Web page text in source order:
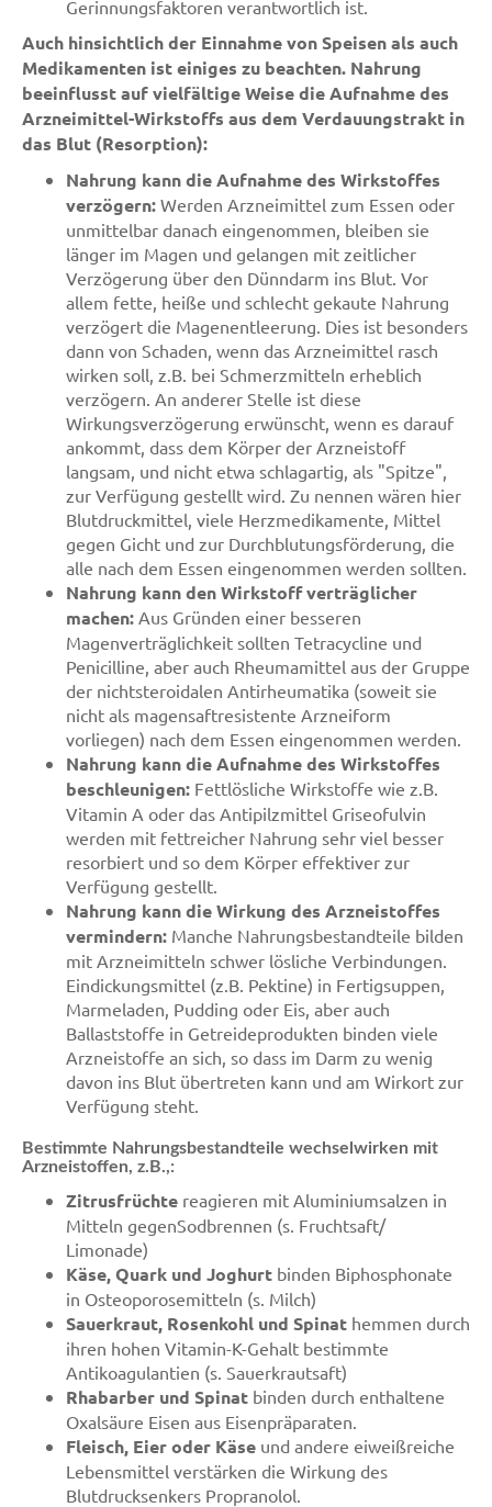
Gerinnungsfaktoren verantwortlich ist.
Auch hinsichtlich der Einnahme von Speisen als auch
Medikamenten ist einiges zu beachten. Nahrung
beeinflusst auf vielfältige Weise die Aufnahme des
Arzneimittel-Wirkstoffs aus dem Verdauungstrakt in
das Blut (Resorption):
Nahrung kann die Aufnahme des Wirkstoffes
verzögern: Werden Arzneimittel zum Essen oder
unmittelbar danach eingenommen, bleiben sie
länger im Magen und gelangen mit zeitlicher
Verzögerung über den Dünndarm ins Blut. Vor
allem fette, heiße und schlecht gekaute Nahrung
verzögert die Magenentleerung. Dies ist besonders
dann von Schaden, wenn das Arzneimittel rasch
wirken soll, z.B. bei Schmerzmitteln erheblich
verzögern. An anderer Stelle ist diese
Wirkungsverzögerung erwünscht, wenn es darauf
ankommt, dass dem Körper der Arzneistoff
langsam, und nicht etwa schlagartig, als "Spitze",
zur Verfügung gestellt wird. Zu nennen wären hier
Blutdruckmittel, viele Herzmedikamente, Mittel
gegen Gicht und zur Durchblutungsförderung, die
alle nach dem Essen eingenommen werden sollten.
Nahrung kann den Wirkstoff verträglicher
machen: Aus Gründen einer besseren
Magenverträglichkeit sollten Tetracycline und
Penicilline, aber auch Rheumamittel aus der Gruppe
der nichtsteroidalen Antirheumatika (soweit sie
nicht als magensaftresistente Arzneiform
vorliegen) nach dem Essen eingenommen werden.
Nahrung kann die Aufnahme des Wirkstoffes
beschleunigen: Fettlösliche Wirkstoffe wie z.B.
Vitamin A oder das Antipilzmittel Griseofulvin
werden mit fettreicher Nahrung sehr viel besser
resorbiert und so dem Körper effektiver zur
Verfügung gestellt.
Nahrung kann die Wirkung des Arzneistoffes
vermindern: Manche Nahrungsbestandteile bilden
mit Arzneimitteln schwer lösliche Verbindungen.
Eindickungsmittel (z.B. Pektine) in Fertigsuppen,
Marmeladen, Pudding oder Eis, aber auch
Ballaststoffe in Getreideprodukten binden viele
Arzneistoffe an sich, so dass im Darm zu wenig
davon ins Blut übertreten kann und am Wirkort zur
Verfügung steht.
Bestimmte Nahrungsbestandteile wechselwirken mit
Arzneistoffen, z.B.,:
Zitrusfrüchte reagieren mit Aluminiumsalzen in
Mitteln gegenSodbrennen (s. Fruchtsaft/
Limonade)
Käse, Quark und Joghurt binden Biphosphonate
in Osteoporosemitteln (s. Milch)
Sauerkraut, Rosenkohl und Spinat hemmen durch
ihren hohen Vitamin-K-Gehalt bestimmte
Antikoagulantien (s. Sauerkrautsaft)
Rhabarber und Spinat binden durch enthaltene
Oxalsäure Eisen aus Eisenpräparaten.
Fleisch, Eier oder Käse und andere eiweißreiche
Lebensmittel verstärken die Wirkung des
Blutdrucksenkers Propranolol.